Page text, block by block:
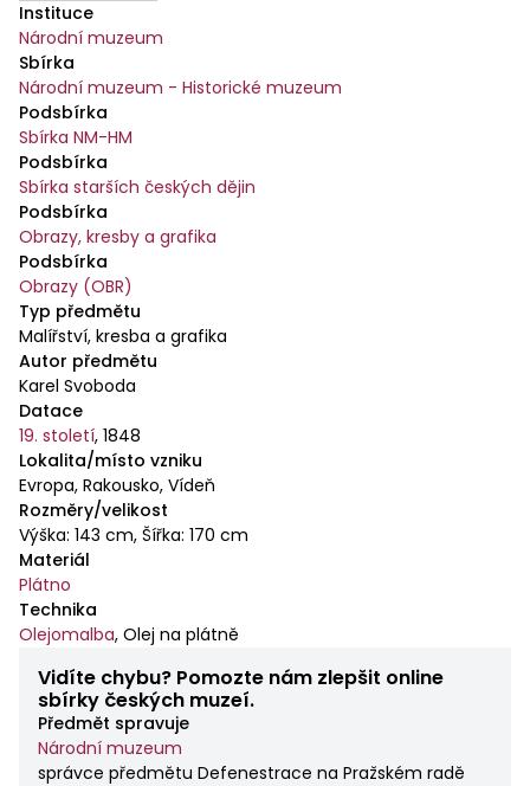
Instituce
Národní muzeum
Sbírka
Národní muzeum - Historické muzeum
Podsbírka
Sbírka NM-HM
Podsbírka
Sbírka starších českých dějin
Podsbírka
Obrazy, kresby a grafika
Podsbírka
Obrazy (OBR)
Typ předmětu
Malířství, kresba a grafika
Autor předmětu
Karel Svoboda
Datace
19. století, 1848
Lokalita/místo vzniku
Evropa, Rakousko, Vídeň
Rozměry/velikost
Výška: 143 cm, Šířka: 170 cm
Materiál
Plátno
Technika
Olejomalba, Olej na plátně
Vidíte chybu? Pomozte nám zlepšit online
sbírky českých muzeí.
Předmět spravuje
Národní muzeum
správce předmětu Defenestrace na Pražském radě